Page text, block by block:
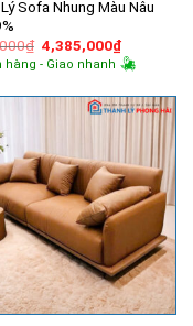
Sofa Nhung Màu Nâu
₫ Giá
gốc
là:
4,385,000₫Giá
hiện
tại
hàng - Giao nhanh